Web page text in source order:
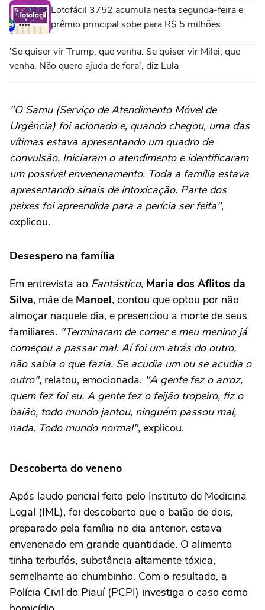
Lotofácil 3752 acumula nesta segunda-feira e
prêmio principal sobe para R$ 5 milhões
'Se quiser vir Trump, que venha. Se quiser vir Milei, que
venha. Não quero ajuda de fora', diz Lula
"O Samu (Serviço de Atendimento Móvel de
Urgência) foi acionado e, quando chegou, uma das
vítimas estava apresentando um quadro de
convulsão. Iniciaram o atendimento e identificaram
um possível envenenamento. Toda a família estava
apresentando sinais de intoxicação. Parte dos
peixes foi apreendida para a perícia ser feita",
explicou.
Desespero na família
Em entrevista ao Fantástico, Maria dos Aflitos da
Silva, mãe de Manoel, contou que optou por não
almoçar naquele dia, e presenciou a morte de seus
familiares. "Terminaram de comer e meu menino já
começou a passar mal. Aí foi um atrás do outro,
não sabia o que fazia. Se acudia um ou se acudia o
outro", relatou, emocionada. "A gente fez o arroz,
quem fez foi eu. A gente fez o feijão tropeiro, fiz o
baião, todo mundo jantou, ninguém passou mal,
nada. Todo mundo normal", explicou.
Descoberta do veneno
Após laudo pericial feito pelo Instituto de Medicina
Legal (IML), foi descoberto que o baião de dois,
preparado pela família no dia anterior, estava
envenenado em grande quantidade. O alimento
tinha terbufós, substância altamente tóxica,
semelhante ao chumbinho. Com o resultado, a
Polícia Civil do Piauí (PCPI) investiga o caso como